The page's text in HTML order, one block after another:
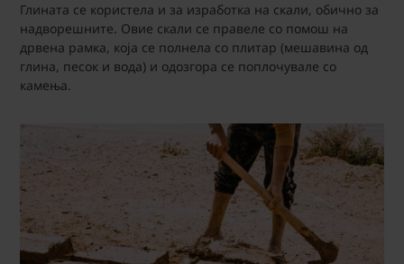
Глината се користела и за изработка на скали, обично за
надворешните. Овие скали се правеле со помош на
дрвена рамка, која се полнела со плитар (мешавина од
глина, песок и вода) и одозгора се поплочувале со
камења.